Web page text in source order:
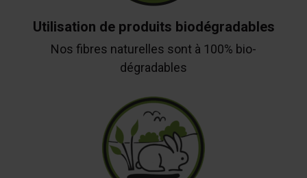
Utilisation de produits biodégradables
Nos fibres naturelles sont à 100% bio-
dégradables